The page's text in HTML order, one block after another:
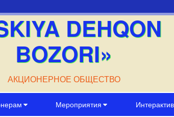
DEHQON
BOZORI»
АКЦИОНЕРНОЕ ОБЩЕСТВО
Мероприятия